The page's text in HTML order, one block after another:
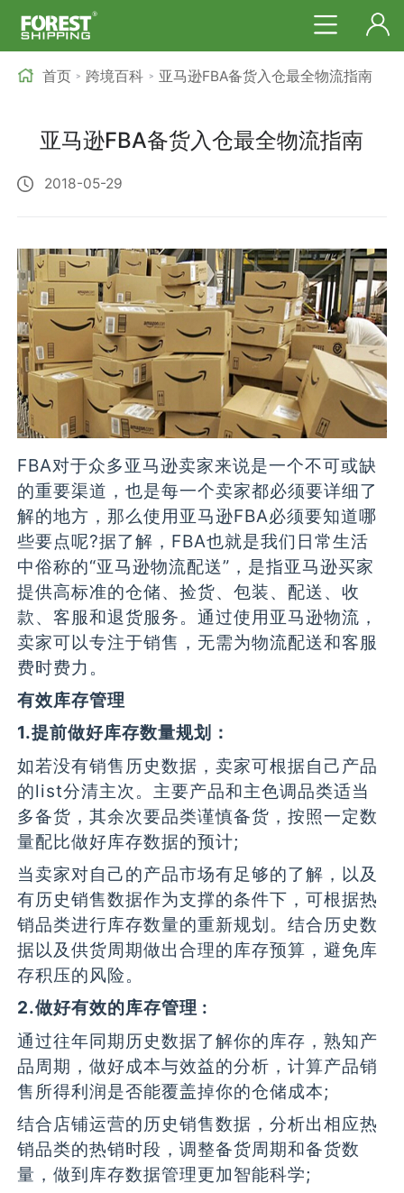
首页 > 跨境百科 > 亚马逊FBA备货入仓最全物流指南
亚马逊FBA备货入仓最全物流指南
2018-05-29
FBA对于众多亚马逊卖家来说是一个不可或缺
的重要渠道，也是每一个卖家都必须要详细了
解的地方，那么使用亚马逊FBA必须要知道哪
些要点呢?据了解，FBA也就是我们日常生活
中俗称的“亚马逊物流配送”，是指亚马逊买家
提供高标准的仓储、捡货、包装、配送、收
款、客服和退货服务。通过使用亚马逊物流，
卖家可以专注于销售，无需为物流配送和客服
费时费力。
有效库存管理
1.提前做好库存数量规划：
如若没有销售历史数据，卖家可根据自己产品
的list分清主次。主要产品和主色调品类适当
多备货，其余次要品类谨慎备货，按照一定数
量配比做好库存数据的预计;
当卖家对自己的产品市场有足够的了解，以及
有历史销售数据作为支撑的条件下，可根据热
销品类进行库存数量的重新规划。结合历史数
据以及供货周期做出合理的库存预算，避免库
存积压的风险。
2.做好有效的库存管理 :
通过往年同期历史数据了解你的库存，熟知产
品周期，做好成本与效益的分析，计算产品销
售所得利润是否能覆盖掉你的仓储成本;
结合店铺运营的历史销售数据，分析出相应热
销品类的热销时段，调整备货周期和备货数
量，做到库存数据管理更加智能科学;